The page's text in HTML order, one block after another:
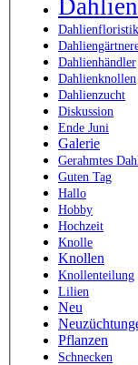
Dahlien
Dahlienfloristik
Dahlienhändler
Dahlienknollen
Dahlienzucht
Diskussion
Ende Juni
Galerie
Gerahmtes
Guten Tag
Hallo
Hobby
Hochzeit
Knolle
Knollen
Knollenteilung
Lilien
Neu
Pflanzen
Schnecken